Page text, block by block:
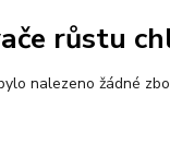
růstu
nalezeno žádné